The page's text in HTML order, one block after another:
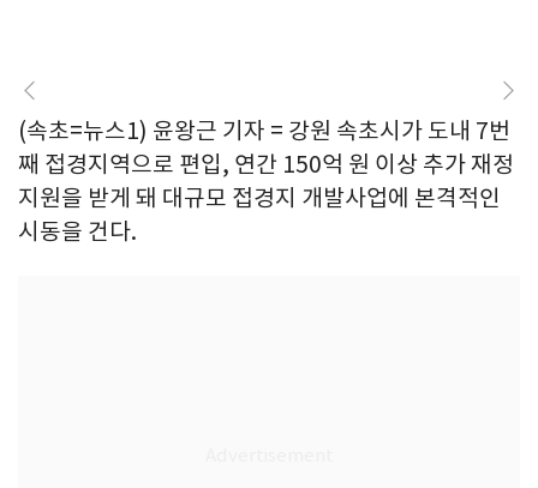
(속초=뉴스1) 윤왕근 기자 = 강원 속초시가 도내 7번
째 접경지역으로 편입, 연간 150억 원 이상 추가 재정
지원을 받게 돼 대규모 접경지 개발사업에 본격적인
시동을 건다.